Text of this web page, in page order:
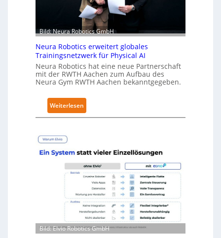
ä
l
t
S
e
c
u
r
t
y
-
v
l
-
-
Z
e
r
Bild: Neura Robotics GmbH
Neura Robotics erweitert globales
Trainingsnetzwerk für Physical AI
Neura Robotics hat eine neue Partnerschaft
mit der RWTH Aachen zum Aufbau des
Neura Gym RWTH Aachen bekanntgegeben.
Weiterlesen:
N
a
R
o
o
t
c
Bild: Elvio Robotics GmbH